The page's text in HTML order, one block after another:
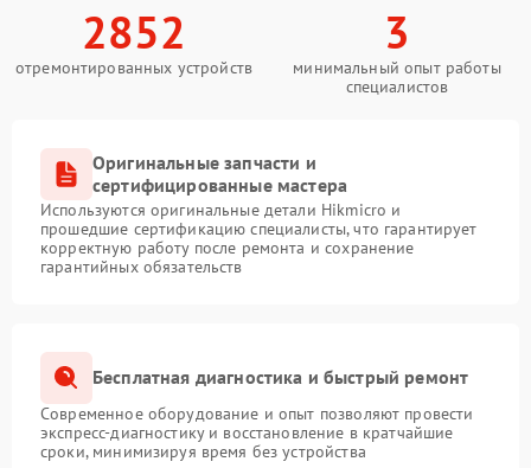
2852
отремонтированных устройств
3
минимальный опыт работы
специалистов
Оригинальные запчасти и
сертифицированные мастера
Используются оригинальные детали Hikmicro и
прошедшие сертификацию специалисты, что гарантирует
корректную работу после ремонта и сохранение
гарантийных обязательств
Бесплатная диагностика и быстрый ремонт
Современное оборудование и опыт позволяют провести
экспресс-диагностику и восстановление в кратчайшие
сроки, минимизируя время без устройства